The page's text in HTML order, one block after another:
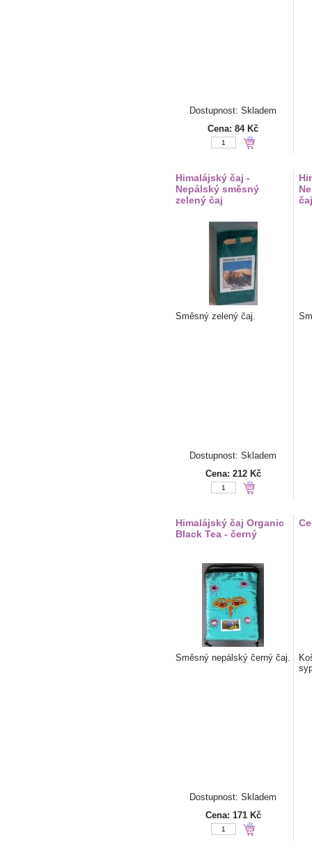
Dostupnost: Skladem
Cena: 84 Kč
Himalájský čaj -
Nepálský směsný
zelený čaj
Směsný zelený čaj.
Dostupnost: Skladem
Cena: 212 Kč
čaj
Himalájský čaj Organic
Black Tea - černý
Směsný nepálský černý čaj.
Dostupnost: Skladem
Cena: 171 Kč